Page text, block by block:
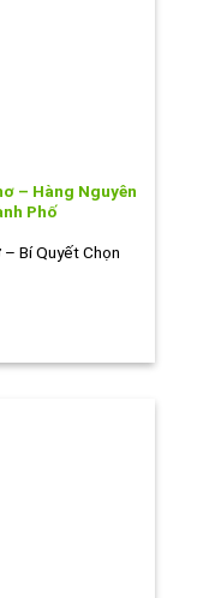
– Hàng Nguyên
Phố
– Bí Quyết Chọn